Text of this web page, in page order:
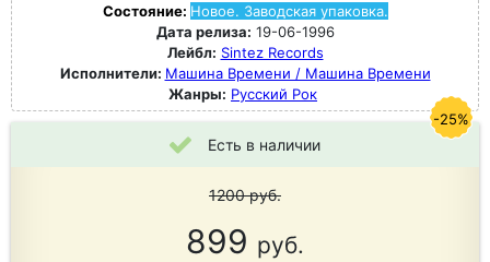
Состояние: Новое. Заводская упаковка.
Дата релиза: 19-06-1996
Лейбл: Sintez Records
Исполнители: Машина Времени / Машина Времени
Жанры: Русский Рок
Есть в наличии
1200руб.
899 руб.
-25%